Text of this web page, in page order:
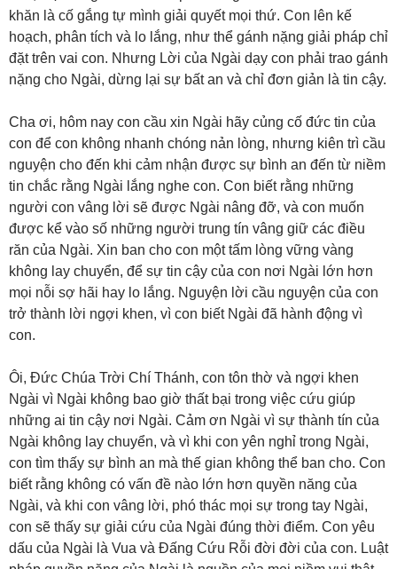
khăn là cố gắng tự mình giải quyết mọi thứ. Con lên kế
hoạch, phân tích và lo lắng, như thể gánh nặng giải pháp chỉ
đặt trên vai con. Nhưng Lời của Ngài dạy con phải trao gánh
nặng cho Ngài, dừng lại sự bất an và chỉ đơn giản là tin cậy.
Cha ơi, hôm nay con cầu xin Ngài hãy củng cố đức tin của
con để con không nhanh chóng nản lòng, nhưng kiên trì cầu
nguyện cho đến khi cảm nhận được sự bình an đến từ niềm
tin chắc rằng Ngài lắng nghe con. Con biết rằng những
người con vâng lời sẽ được Ngài nâng đỡ, và con muốn
được kể vào số những người trung tín vâng giữ các điều
răn của Ngài. Xin ban cho con một tấm lòng vững vàng
không lay chuyển, để sự tin cậy của con nơi Ngài lớn hơn
mọi nỗi sợ hãi hay lo lắng. Nguyện lời cầu nguyện của con
trở thành lời ngợi khen, vì con biết Ngài đã hành động vì
con.
Ôi, Đức Chúa Trời Chí Thánh, con tôn thờ và ngợi khen
Ngài vì Ngài không bao giờ thất bại trong việc cứu giúp
những ai tin cậy nơi Ngài. Cảm ơn Ngài vì sự thành tín của
Ngài không lay chuyển, và vì khi con yên nghỉ trong Ngài,
con tìm thấy sự bình an mà thế gian không thể ban cho. Con
biết rằng không có vấn đề nào lớn hơn quyền năng của
Ngài, và khi con vâng lời, phó thác mọi sự trong tay Ngài,
con sẽ thấy sự giải cứu của Ngài đúng thời điểm. Con yêu
dấu của Ngài là Vua và Đấng Cứu Rỗi đời đời của con. Luật